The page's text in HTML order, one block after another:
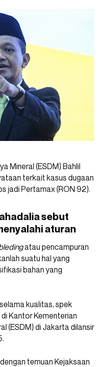
Mineral (ESDM) Bahlil
terkait kasus dugaan
jadi Pertamax (RON 92).
sebut
aturan
atau pencampuran
suatu hal yang
bahan yang
kualitas, spek
Kantor Kementerian
(ESDM) di Jakarta dilansir
temuan Kejaksaan